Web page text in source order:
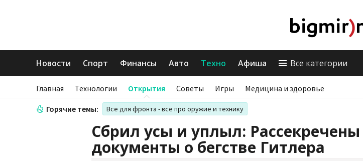
Новости Спорт Финансы Авто Техно Афиша Все категории
Главная Технологии Открытия Советы Игры Медицина и здоровье
Горячие темы: Все для фронта - все про оружие и технику
Сбрил усы и уплыл: Рассекречены
документы о бегстве Гитлера